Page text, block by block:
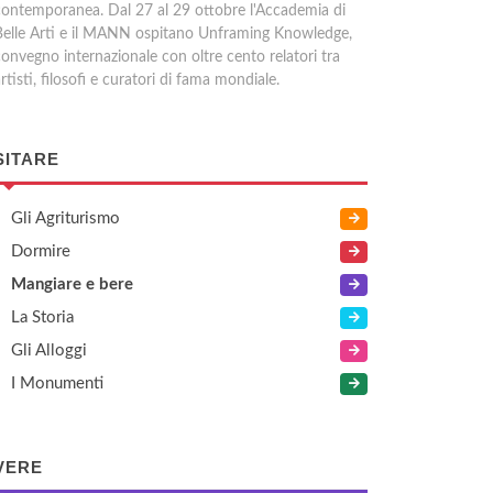
Dal 27 al 29 ottobre l'Accademia di
Arti e il MANN ospitano Unframing Knowledge,
internazionale con oltre cento relatori tra
filosofi e curatori di fama mondiale.
Gli Agriturismo
Dormire
Mangiare e bere
La Storia
Gli Alloggi
I Monumenti